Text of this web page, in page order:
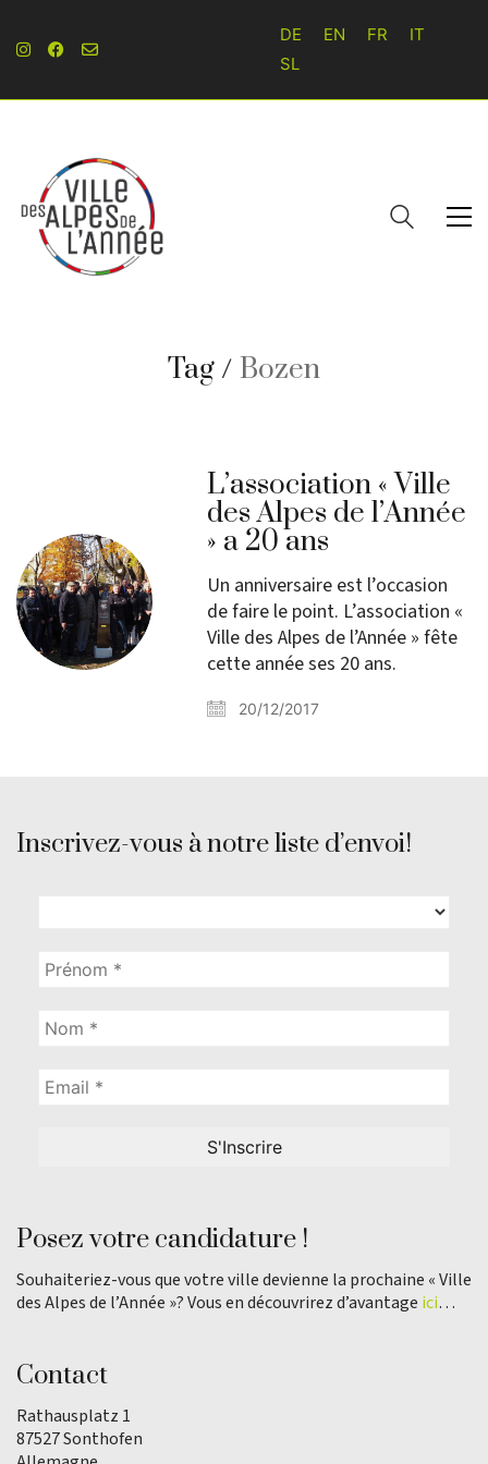
DE EN FR
IT
SL
Tag / Bozen
L’association « Ville
des Alpes de l’Année
» a 20 ans
Un anniversaire est l’occasion
de faire le point. L’association «
Ville des Alpes de l’Année » fête
cette année ses 20 ans.
20/12/2017
Inscrivez-vous à notre liste d’envoi!
Posez votre candidature !
Souhaiteriez-vous que votre ville devienne la prochaine « Ville
des Alpes de l’Année »? Vous en découvrirez d’avantage ici…
Contact
Rathausplatz 1
87527 Sonthofen